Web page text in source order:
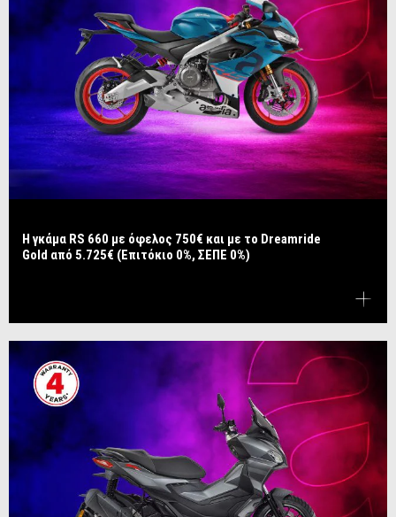
Η γκάμα RS 660 με όφελος 750€ και με το Dreamride
Gold από 5.725€ (Επιτόκιο 0%, ΣΕΠΕ 0%)